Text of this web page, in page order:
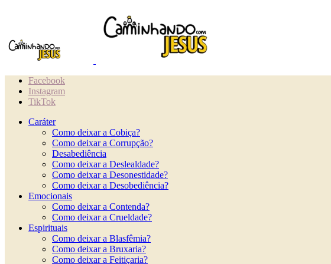
Facebook
Instagram
TikTok
Caráter
Como deixar a Cobiça?
Como deixar a Corrupção?
Desabediência
Como deixar a Deslealdade?
Como deixar a Desonestidade?
Como deixar a Desobediência?
Emocionais
Como deixar a Contenda?
Como deixar a Crueldade?
Espirituais
Como deixar a Blasfêmia?
Como deixar a Bruxaria?
Como deixar a Feitiçaria?